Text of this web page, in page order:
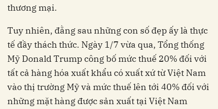
thương mại.
Tuy nhiên, đằng sau những con số đẹp ấy là thực
tế đầy thách thức. Ngày 1/7 vừa qua, Tổng thống
Mỹ Donald Trump công bố mức thuế 20% đối với
tất cả hàng hóa xuất khẩu có xuất xứ từ Việt Nam
vào thị trường Mỹ và mức thuế lên tới 40% đối với
những mặt hàng được sản xuất tại Việt Nam